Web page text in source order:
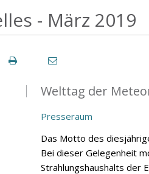
- März 2019
Welttag der
Presseraum
Das Motto des
Bei dieser Gelegenheit
Strahlungshaushalts der